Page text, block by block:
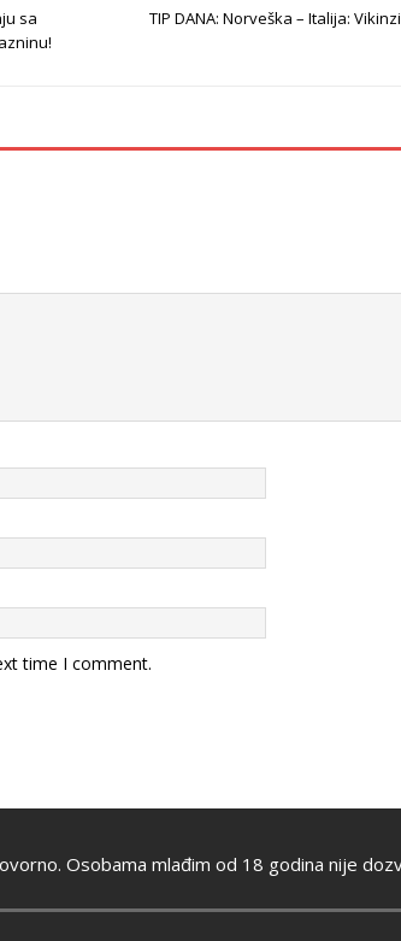
sa
TIP DANA: Norveška – Italija:
time I comment.
Osobama mlađim od 18 godina nije